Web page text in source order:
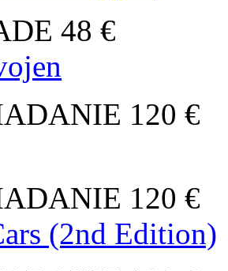
48 €
120 €
120 €
(2nd Edition)